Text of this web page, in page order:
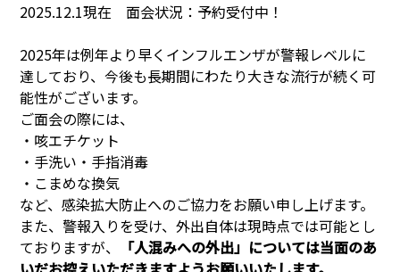
2025.12.1現在 面会状況：予約受付中！
2025年は例年より早くインフルエンザが警報レベルに
達しており、今後も長期間にわたり大きな流行が続く可
能性がございます。
ご面会の際には、
・咳エチケット
・手洗い・手指消毒
・こまめな換気
など、感染拡大防止へのご協力をお願い申し上げます。
また、警報入りを受け、外出自体は現時点では可能とし
ておりますが、
「人混みへの外出」については当面のあ